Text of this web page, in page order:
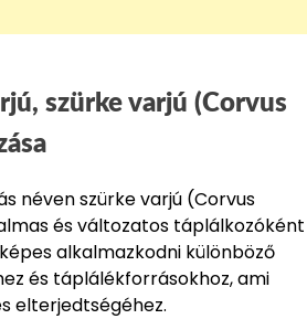
szürke varjú (Corvus
néven szürke varjú (Corvus
és változatos táplálkozóként
alkalmazkodni különböző
és táplálékforrásokhoz, ami
elterjedtségéhez.